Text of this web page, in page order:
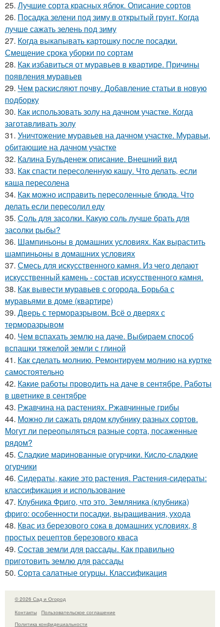
25. Лучшие сорта красных яблок. Описание сортов
26. Посадка зелени под зиму в открытый грунт. Когда
лучше сажать зелень под зиму
27. Когда выкапывать картошку после посадки.
Смещение срока уборки по сортам
28. Как избавиться от муравьев в квартире. Причины
появления муравьев
29. Чем раскисляют почву. Добавление статьи в новую
подборку
30. Как использовать золу на дачном участке. Когда
заготавливать золу
31. Уничтожение муравьев на дачном участке. Муравьи,
обитающие на дачном участке
32. Калина Бульденеж описание. Внешний вид
33. Как спасти пересоленную кашу. Что делать, если
каша пересолена
34. Как можно исправить пересоленные блюда. Что
делать если пересолил еду
35. Соль для засолки. Какую соль лучше брать для
засолки рыбы?
36. Шампиньоны в домашних условиях. Как вырастить
шампиньоны в домашних условиях
37. Смесь для искусственного камня. Из чего делают
искусственный камень - состав искусственного камня.
38. Как вывести муравьев с огорода. Борьба с
муравьями в доме (квартире)
39. Дверь с терморазрывом. Всё о дверях с
терморазрывом
40. Чем вспахать землю на даче. Выбираем способ
вспашки тяжелой земли с глиной
41. Как сделать молнию. Ремонтируем молнию на куртке
самостоятельно
42. Какие работы проводить на даче в сентябре. Работы
в цветнике в сентябре
43. Ржавчина на растениях. Ржавчинные грибы
44. Можно ли сажать рядом клубнику разных сортов.
Могут ли переопыляться разные сорта, посаженные
рядом?
45. Сладкие маринованные огурчики. Кисло-сладкие
огурчики
46. Сидераты, какие это растения. Растения-сидераты:
классификация и использование
47. Клубника Фриго, что это. Земляника (клубника)
фриго: особенности посадки, выращивания, ухода
48. Квас из березового сока в домашних условиях, 8
простых рецептов березового кваса
49. Состав земли для рассады. Как правильно
приготовить землю для рассады
50. Сорта салатные огурцы. Классификация
© 2026 Сад и Огород
Контакты
Пользовательское соглашение
Политика конфидециальности